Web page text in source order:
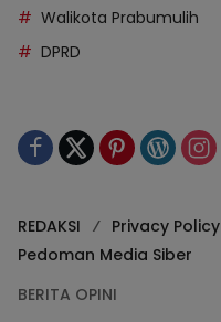
Walikota Prabumulih
DPRD
REDAKSI Privacy Policy
Pedoman Media Siber
BERITA OPINI